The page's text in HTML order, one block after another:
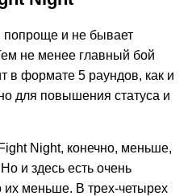
попроще и не бывает
не менее главный бой
в формате 5 раундов, как и
для повышения статуса и
Night, конечно, меньше,
и здесь есть очень
их меньше. В трех-четырех